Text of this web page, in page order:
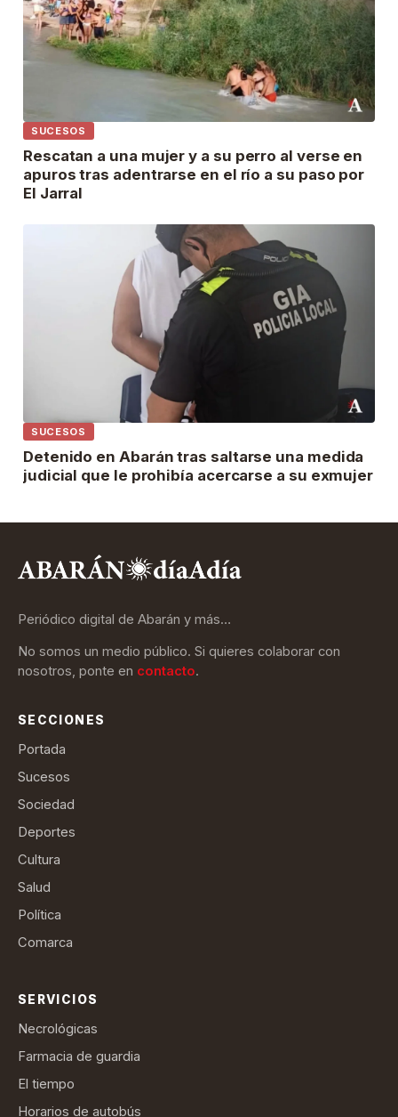
SUCESOS
Rescatan a una mujer y a su perro al verse en
apuros tras adentrarse en el río a su paso por
El Jarral
SUCESOS
Detenido en Abarán tras saltarse una medida
judicial que le prohibía acercarse a su exmujer
Periódico digital de Abarán y más…
No somos un medio público. Si quieres colaborar con
nosotros, ponte en contacto.
SECCIONES
Portada
Sucesos
Sociedad
Deportes
Cultura
Salud
Política
Comarca
SERVICIOS
Necrológicas
Farmacia de guardia
El tiempo
Horarios de autobús